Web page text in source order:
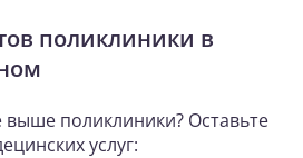
поликлиники в
поликлиники? Оставьте
услуг: